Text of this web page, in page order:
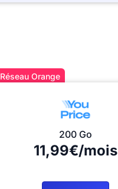
Réseau Orange
200 Go
11,99€/mois